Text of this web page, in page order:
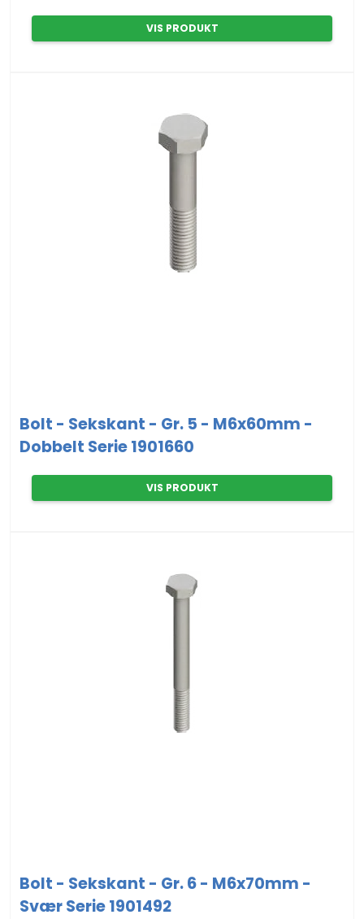
VIS PRODUKT
Bolt - Sekskant - Gr. 5 - M6x60mm -
Dobbelt Serie 1901660
VIS PRODUKT
Bolt - Sekskant - Gr. 6 - M6x70mm -
Svær Serie 1901492